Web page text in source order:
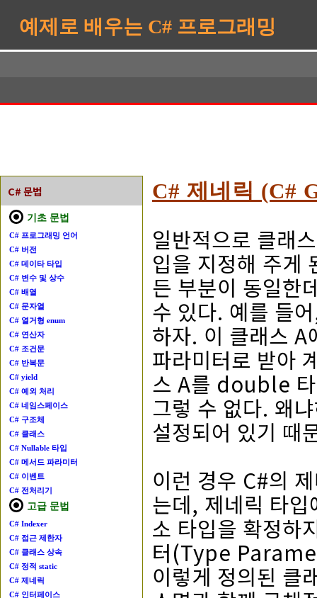
예제로 배우는 C# 프로그래밍
C# 문법
기초 문법
C# 프로그래밍 언어
C# 버전
C# 데이타 타입
C# 변수 및 상수
C# 배열
C# 문자열
C# 열거형 enum
C# 연산자
C# 조건문
C# 반복문
C# yield
C# 예외 처리
C# 네임스페이스
C# 구조체
C# 클래스
C# Nullable 타입
C# 메서드 파라미터
C# 이벤트
C# 전처리기
고급 문법
C# Indexer
C# 접근 제한자
C# 클래스 상속
C# 정적 static
C# 제네릭
C# 인터페이스
C# 제네릭 (C#
일반적으로 클래
입을 지정해 주게
든 부분이 동일한
수 있다. 예를 들
하자. 이 클래스
파라미터로 받아
스 A를 double 타
그렇 수 없다. 왜
설정되어 있기 때
이런 경우 C#의
는데, 제네릭 타
소 타입을 확정하
터(Type
이렇게 정의된 클